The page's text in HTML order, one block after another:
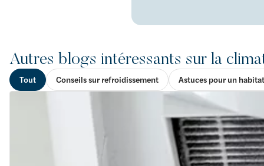
Autres blogs intéressants sur la
Tout Conseils sur refroidissement Astuces pour un